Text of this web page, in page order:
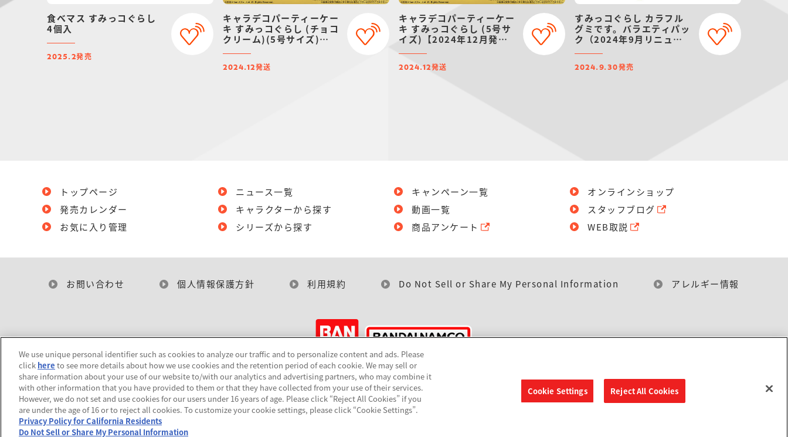
食べマス すみっコぐらし
4個入
2025.2発売
キャラデコパーティーケー
キ すみっコぐらし (チョコ
クリーム)(5号サイズ)
スマス予約】
2024.12発送
キャラデコパーティーケー
キ すみっコぐらし (5号サ
イズ)【2024年12月発
2024.12発送
すみっコぐらし カラフル
グミです。バラエティパッ
ク（2024年9月リニュー
2024.9.30発売
トップページ
発売カレンダー
お気に入り管理
ニュース一覧
キャラクターから探す
シリーズから探す
キャンペーン一覧
動画一覧
商品アンケート
オンラインショップ
スタッフブログ
WEB取説
お問い合わせ 個人情報保護方針 利用規約 Do Not Sell or Share My Personal Information アレルギー情報
©BANDAI
▼コピーライト一覧を表示する
We use unique personal identifier such as cookies to analyze our traffic and to personalize content and ads. Please
click here to see more details about how we use cookies and the retention period of each cookie. We may sell or
share information about your use of our website to/with our analytics and advertising partners, who may combine it
with other information that you have provided to them or that they have collected from your use of their services.
However, we do not set and use cookies for our users under 16 years of age. Please click “Reject All Cookies” if you
are under the age of 16 or to reject all cookies. To customize your cookie settings, please click “Cookie Settings”.
Privacy Policy for California Residents
Do Not Sell or Share My Personal Information
Cookie Settings Reject All Cookies